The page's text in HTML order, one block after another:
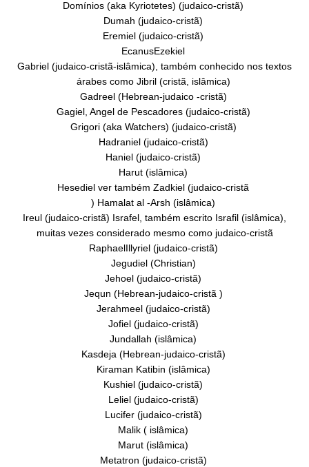
Domínios (aka Kyriotetes) (judaico-cristã)
Dumah (judaico-cristã)
Eremiel (judaico-cristã)
EcanusEzekiel
Gabriel (judaico-cristã-islâmica), também conhecido nos textos
árabes como Jibril (cristã, islâmica)
Gadreel (Hebrean-judaico -cristã)
Gagiel, Angel de Pescadores (judaico-cristã)
Grigori (aka Watchers) (judaico-cristã)
Hadraniel (judaico-cristã)
Haniel (judaico-cristã)
Harut (islâmica)
Hesediel ver também Zadkiel (judaico-cristã
) Hamalat al -Arsh (islâmica)
Ireul (judaico-cristã) Israfel, também escrito Israfil (islâmica),
muitas vezes considerado mesmo como judaico-cristã
RaphaelIllyriel (judaico-cristã)
Jegudiel (Christian)
Jehoel (judaico-cristã)
Jequn (Hebrean-judaico-cristã )
Jerahmeel (judaico-cristã)
Jofiel (judaico-cristã)
Jundallah (islâmica)
Kasdeja (Hebrean-judaico-cristã)
Kiraman Katibin (islâmica)
Kushiel (judaico-cristã)
Leliel (judaico-cristã)
Lucifer (judaico-cristã)
Malik ( islâmica)
Marut (islâmica)
Metatron (judaico-cristã)